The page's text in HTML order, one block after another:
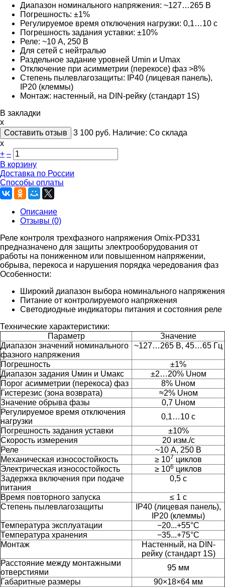
Диапазон номинального напряжения: ~127…265 В
Погрешность: ±1%
Регулируемое время отключения нагрузки: 0,1…10 с
Погрешность задания уставки: ±10%
Реле: ~10 А, 250 В
Для сетей с нейтралью
Раздельное задание уровней Umin и Umax
Отключение при асимметрии (перекосе) фаз >8%
Степень пылевлагозащиты: IP40 (лицевая панель),
IP20 (клеммы)
Монтаж: настенный, на DIN-рейку (стандарт 1S)
В закладки
x
Составить отзыв
3 100 руб. Наличие: Со склада
х
+ –
В корзину
Доставка по России
Способы оплаты
Описание
Отзывы (0)
Реле контроля трехфазного напряжения Omix-PD331
предназначено для защиты электрооборудования от
работы на пониженном или повышенном напряжении,
обрыва, перекоса и нарушения порядка чередования фаз
Особенности:
Широкий диапазон выбора номинального напряжения
Питание от контролируемого напряжения
Светодиодные индикаторы питания и состояния реле
Технические характеристики:
Параметр
Значение
Диапазон значений номинального
фазного напряжения
~127…265 В, 45…65 Гц
Погрешность
±1%
Диапазон задания Uмин и Uмакс
±2…20% Uном
Порог асимметрии (перекоса) фаз
8% Uном
Гистерезис (зона возврата)
≈2% Uном
Значение обрыва фазы
0,7 Uном
Регулируемое время отключения
нагрузки
0,1…10 с
Погрешность задания уставки
±10%
Скорость измерения
20 изм./с
Реле
~10 А, 250 В
Механическая износостойкость
≥ 107 циклов
Электрическая износостойкость
≥ 106 циклов
Задержка включения при подаче
питания
0,5 с
Время повторного запуска
≤ 1 с
Степень пылевлагозащиты
IP40 (лицевая панель),
IP20 (клеммы)
Температура эксплуатации
−20...+55°С
Температура хранения
−35...+75°С
Монтаж
Настенный, на DIN-
рейку (стандарт 1S)
Расстояние между монтажными
отверстиями
95 мм
Габаритные размеры
90×18×64 мм